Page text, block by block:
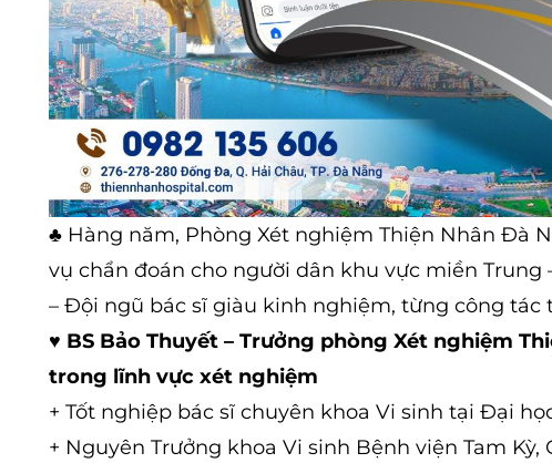
♣ Hàng năm, Phòng Xét nghiệm Thiện Nhân Đà
vụ chẩn đoán cho người dân khu vực miền Trung
– Đội ngũ bác sĩ giàu kinh nghiệm, từng công
♥ BS Bảo Thuyết – Trưởng phòng Xét nghiệm
trong lĩnh vực xét nghiệm
+ Tốt nghiệp bác sĩ chuyên khoa Vi sinh tại Đại
+ Nguyên Trưởng khoa Vi sinh Bệnh viện Tam Kỳ,